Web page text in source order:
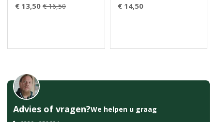
€ 13,50 € 16,50 € 14,50
Advies of vragen?We helpen u graag